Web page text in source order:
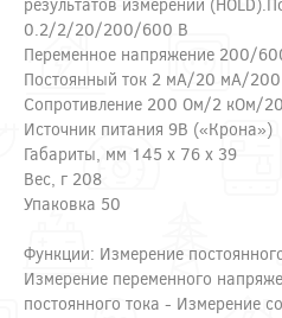
0.2/2/20/200/600 В
Переменное напряжение 200/
Постоянный ток 2 мА/20 мА/
Сопротивление 200 Ом/2 кОм/
Источник питания 9В («Крона»)
Габариты, мм 145 х 76 х 39
Вес, г 208
Упаковка 50
Функции: Измерение
Измерение переменного
постоянного тока - Измерение